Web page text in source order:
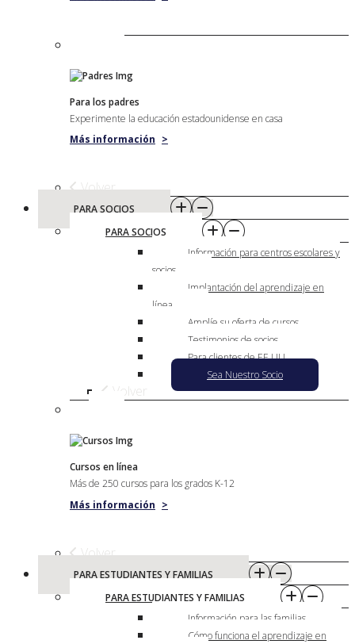
Para los padres
Experimente la educación estadounidense en casa
Más información >
Volver
PARA SOCIOS
PARA SOCIOS
Información para centros escolares y
socios
Implantación del aprendizaje en
línea
Amplíe su oferta de cursos
Testimonios de socios
Para clientes de EE.UU.
Sea Nuestro Socio
Volver
Cursos en línea
Más de 250 cursos para los grados K-12
Más información >
Volver
PARA ESTUDIANTES Y FAMILIAS
PARA ESTUDIANTES Y FAMILIAS
Información para las familias
Cómo funciona el aprendizaje en